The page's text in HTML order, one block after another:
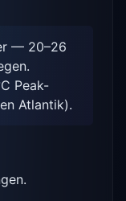
— 20–26
Peak-
Atlantik).